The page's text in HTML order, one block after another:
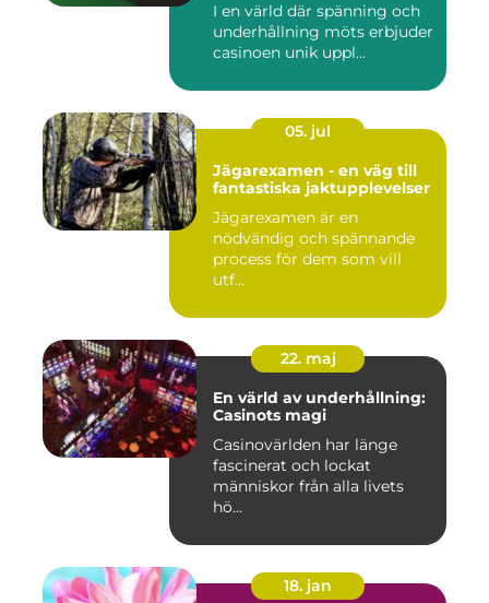
I en värld där spänning och
underhållning möts erbjuder
casinoen unik uppl...
05. jul
Jägarexamen - en väg till
fantastiska jaktupplevelser
Jägarexamen är en
nödvändig och spännande
process för dem som vill
utf...
22. maj
En värld av underhållning:
Casinots magi
Casinovärlden har länge
fascinerat och lockat
människor från alla livets
hö...
18. jan